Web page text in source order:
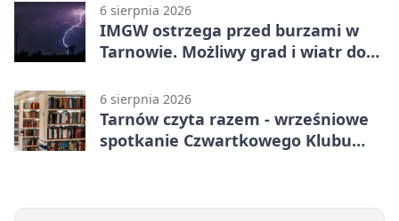
6 sierpnia 2026
IMGW ostrzega przed burzami w
Tarnowie. Możliwy grad i wiatr do
6 sierpnia 2026
Tarnów czyta razem - wrześniowe
spotkanie Czwartkowego Klubu